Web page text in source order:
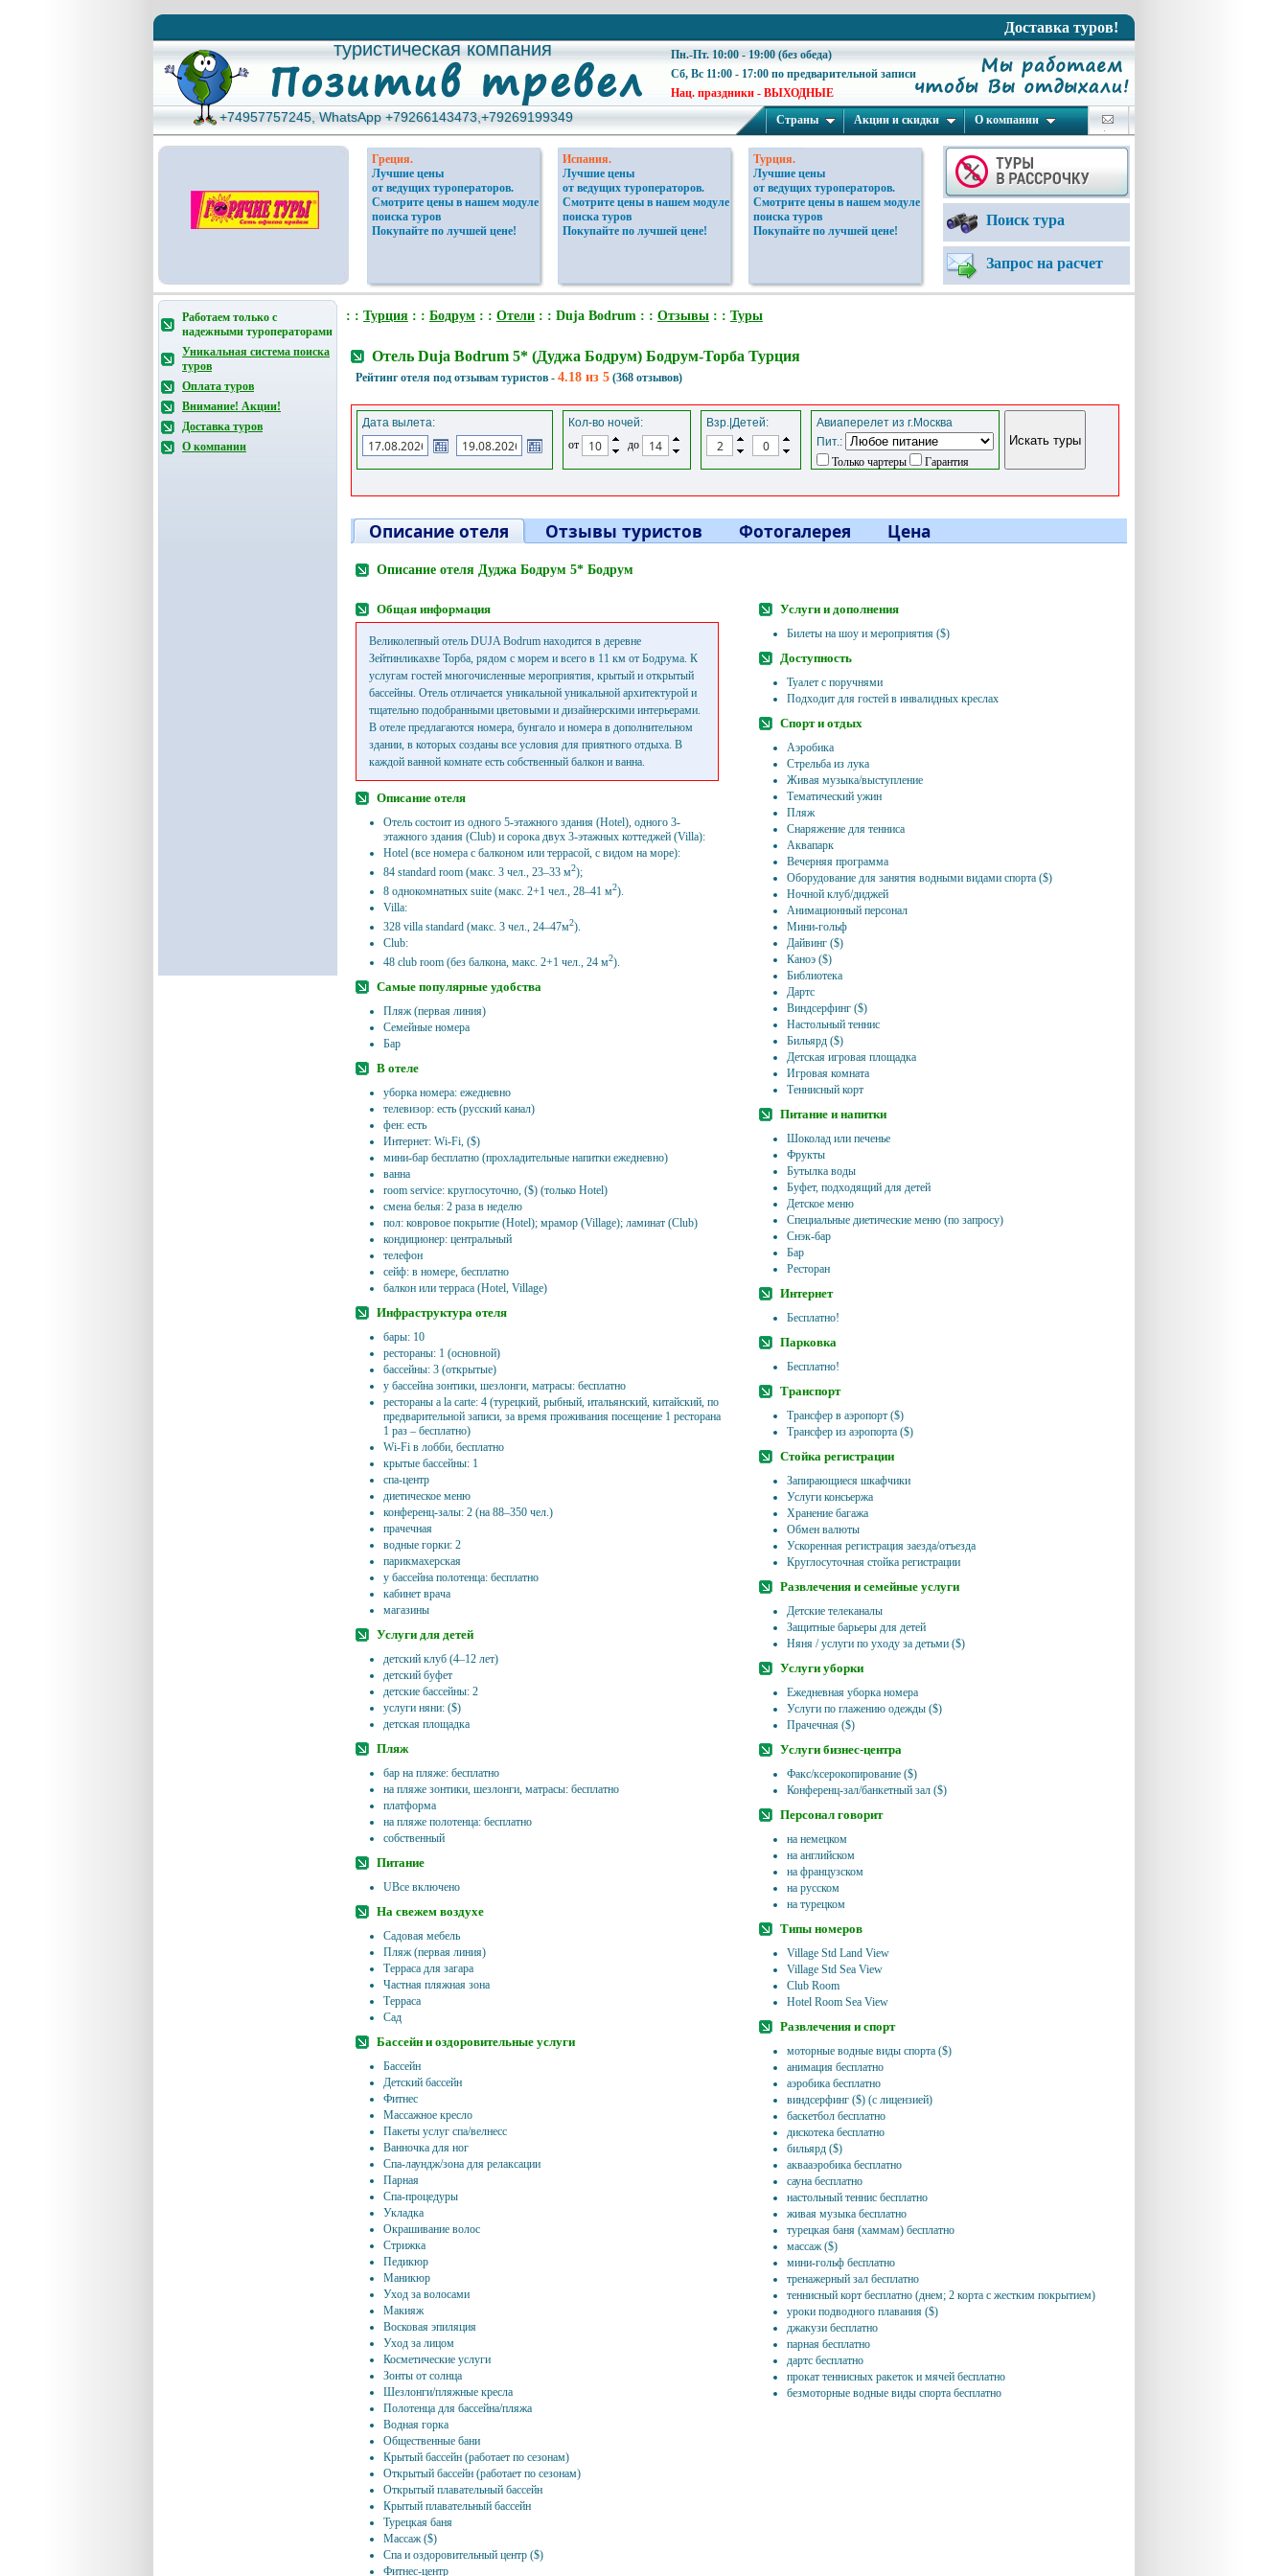
Доставка туров!
туристическая компания
туристическая компания
Пн.-Пт. 10:00 - 19:00 (без обеда)
Сб, Вс 11:00 - 17:00 по предварительной записи
Нац. праздники - ВЫХОДНЫЕ
+74957757245, WhatsApp +79266143473,+79269199349
+74957757245, WhatsApp +79266143473,+79269199349 Страны Акции и скидки О компании
Греция.
Лучшие цены
от ведущих туроператоров.
Смотрите цены в нашем модуле
поиска туров
Покупайте по лучшей цене!
Испания.
Лучшие цены
от ведущих туроператоров.
Смотрите цены в нашем модуле
поиска туров
Покупайте по лучшей цене!
Турция.
Лучшие цены
от ведущих туроператоров.
Смотрите цены в нашем модуле
поиска туров
Покупайте по лучшей цене!
Поиск тура
Запрос на расчет
Работаем только с
надежными туроператорами
Уникальная система поиска
туров
Оплата туров
Внимание! Акции!
Доставка туров
О компании
: : Турция : : Бодрум : : Отели : : Duja Bodrum : : Отзывы : : Туры
Отель Duja Bodrum 5* (Дуджа Бодрум) Бодрум-Торба Турция
Рейтинг отеля под отзывам туристов - 4.18 из 5 (368 отзывов)
Дата вылета:
Кол-во ночей:
от
до
Взр.|Детей:
Авиаперелет из г.Москва
Пит.:
Только чартеры
Гарантия
Описание отеля Отзывы туристов Фотогалерея Цена
Описание отеля Дуджа Бодрум 5* Бодрум
Общая информация
Великолепный отель DUJA Bodrum находится в деревне
Зейтинликахве Торба, рядом с морем и всего в 11 км от Бодрума. К
услугам гостей многочисленные мероприятия, крытый и открытый
бассейны. Отель отличается уникальной уникальной архитектурой и
тщательно подобранными цветовыми и дизайнерскими интерьерами.
В отеле предлагаются номера, бунгало и номера в дополнительном
здании, в которых созданы все условия для приятного отдыха. В
каждой ванной комнате есть собственный балкон и ванна.
Описание отеля
Отель состоит из одного 5-этажного здания (Hotel), одного 3-
этажного здания (Club) и сорока двух 3-этажных коттеджей (Villa):
Hotel (все номера с балконом или террасой, с видом на море):
84 standard room (макс. 3 чел., 23–33 м2);
8 однокомнатных suite (макс. 2+1 чел., 28–41 м2).
Villa:
328 villa standard (макс. 3 чел., 24–47м2).
Club:
48 club room (без балкона, макс. 2+1 чел., 24 м2).
Самые популярные удобства
Пляж (первая линия)
Семейные номера
Бар
В отеле
уборка номера: ежедневно
телевизор: есть (русский канал)
фен: есть
Интернет: Wi-Fi, ($)
мини-бар бесплатно (прохладительные напитки ежедневно)
ванна
room service: круглосуточно, ($) (только Hotel)
смена белья: 2 раза в неделю
пол: ковровое покрытие (Hotel); мрамор (Village); ламинат (Club)
кондиционер: центральный
телефон
сейф: в номере, бесплатно
балкон или терраса (Hotel, Village)
Инфраструктура отеля
бары: 10
рестораны: 1 (основной)
бассейны: 3 (открытые)
у бассейна зонтики, шезлонги, матрасы: бесплатно
рестораны a la carte: 4 (турецкий, рыбный, итальянский, китайский, по
предварительной записи, за время проживания посещение 1 ресторана
1 раз – бесплатно)
Wi-Fi в лобби, бесплатно
крытые бассейны: 1
спа-центр
диетическое меню
конференц-залы: 2 (на 88–350 чел.)
прачечная
водные горки: 2
парикмахерская
у бассейна полотенца: бесплатно
кабинет врача
магазины
Услуги для детей
детский клуб (4–12 лет)
детский буфет
детские бассейны: 2
услуги няни: ($)
детская площадка
Пляж
бар на пляже: бесплатно
на пляже зонтики, шезлонги, матрасы: бесплатно
платформа
на пляже полотенца: бесплатно
собственный
Питание
UВсе включено
На свежем воздухе
Садовая мебель
Пляж (первая линия)
Терраса для загара
Частная пляжная зона
Терраса
Сад
Бассейн и оздоровительные услуги
Бассейн
Детский бассейн
Фитнес
Массажное кресло
Пакеты услуг спа/велнесс
Ванночка для ног
Спа-лаундж/зона для релаксации
Парная
Спа-процедуры
Укладка
Окрашивание волос
Стрижка
Педикюр
Маникюр
Уход за волосами
Макияж
Восковая эпиляция
Уход за лицом
Косметические услуги
Зонты от солнца
Шезлонги/пляжные кресла
Полотенца для бассейна/пляжа
Водная горка
Общественные бани
Крытый бассейн (работает по сезонам)
Открытый бассейн (работает по сезонам)
Открытый плавательный бассейн
Крытый плавательный бассейн
Турецкая баня
Массаж ($)
Спа и оздоровительный центр ($)
Фитнес-центр
Услуги и дополнения
Билеты на шоу и мероприятия ($)
Доступность
Туалет с поручнями
Подходит для гостей в инвалидных креслах
Спорт и отдых
Аэробика
Стрельба из лука
Живая музыка/выступление
Тематический ужин
Пляж
Снаряжение для тенниса
Аквапарк
Вечерняя программа
Оборудование для занятия водными видами спорта ($)
Ночной клуб/диджей
Анимационный персонал
Мини-гольф
Дайвинг ($)
Каноэ ($)
Библиотека
Дартс
Виндсерфинг ($)
Настольный теннис
Бильярд ($)
Детская игровая площадка
Игровая комната
Теннисный корт
Питание и напитки
Шоколад или печенье
Фрукты
Бутылка воды
Буфет, подходящий для детей
Детское меню
Специальные диетические меню (по запросу)
Снэк-бар
Бар
Ресторан
Интернет
Бесплатно!
Парковка
Бесплатно!
Транспорт
Трансфер в аэропорт ($)
Трансфер из аэропорта ($)
Стойка регистрации
Запирающиеся шкафчики
Услуги консьержа
Хранение багажа
Обмен валюты
Ускоренная регистрация заезда/отъезда
Круглосуточная стойка регистрации
Развлечения и семейные услуги
Детские телеканалы
Защитные барьеры для детей
Няня / услуги по уходу за детьми ($)
Услуги уборки
Ежедневная уборка номера
Услуги по глажению одежды ($)
Прачечная ($)
Услуги бизнес-центра
Факс/ксерокопирование ($)
Конференц-зал/банкетный зал ($)
Персонал говорит
на немецком
на английском
на французском
на русском
на турецком
Типы номеров
Village Std Land View
Village Std Sea View
Club Room
Hotel Room Sea View
Развлечения и спорт
моторные водные виды спорта ($)
анимация бесплатно
аэробика бесплатно
виндсерфинг ($) (с лицензией)
баскетбол бесплатно
дискотека бесплатно
бильярд ($)
аквааэробика бесплатно
сауна бесплатно
настольный теннис бесплатно
живая музыка бесплатно
турецкая баня (хаммам) бесплатно
массаж ($)
мини-гольф бесплатно
тренажерный зал бесплатно
теннисный корт бесплатно (днем; 2 корта с жестким покрытием)
уроки подводного плавания ($)
джакузи бесплатно
парная бесплатно
дартс бесплатно
прокат теннисных ракеток и мячей бесплатно
безмоторные водные виды спорта бесплатно